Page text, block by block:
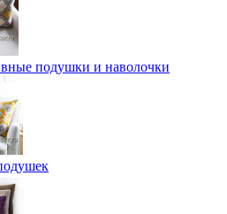
подушки и наволочки